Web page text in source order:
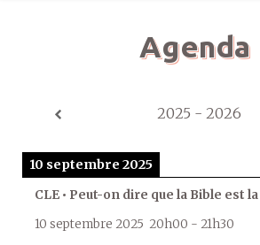
Agenda
2025 - 2026
10 septembre 2025
CLE • Peut-on dire que la Bible est
10 septembre 2025 20h00 - 21h30